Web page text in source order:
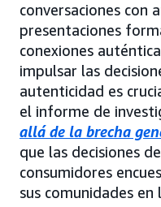
conversaciones con
presentaciones
conexiones
impulsar las
autenticidad es
el informe de
allá de la brecha
que las decisiones
consumidores
sus comunidades